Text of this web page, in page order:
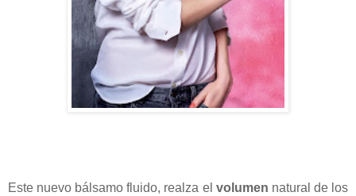
Este nuevo bálsamo fluido, realza el volumen natural de los